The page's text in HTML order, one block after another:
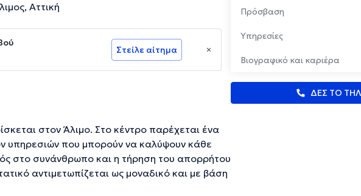
Πρόσβαση
Υπηρεσίες
Βιογραφικό και καριέρα
ΔΕΣ ΤΟ
Αττική
Στείλε αίτημα
στον Άλιμο. Στο κέντρο παρέχεται ένα
υπηρεσιών που μπορούν να καλύψουν κάθε
στο συνάνθρωπο και η τήρηση του απορρήτου
αντιμετωπίζεται ως μοναδικό και με βάση